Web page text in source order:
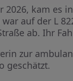
2026, kam es
auf der L
ab. Ihr
zur
geschätzt.